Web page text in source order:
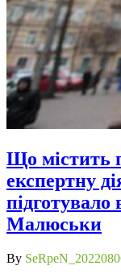
Що містить
експертну
підготувало
Малюськи
By